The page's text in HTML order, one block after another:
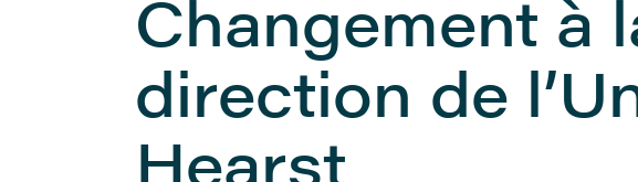
Changement à
direction de